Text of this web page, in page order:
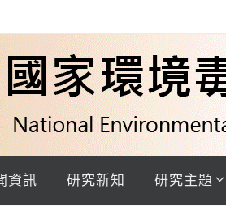
資訊 研究新知 研究主題